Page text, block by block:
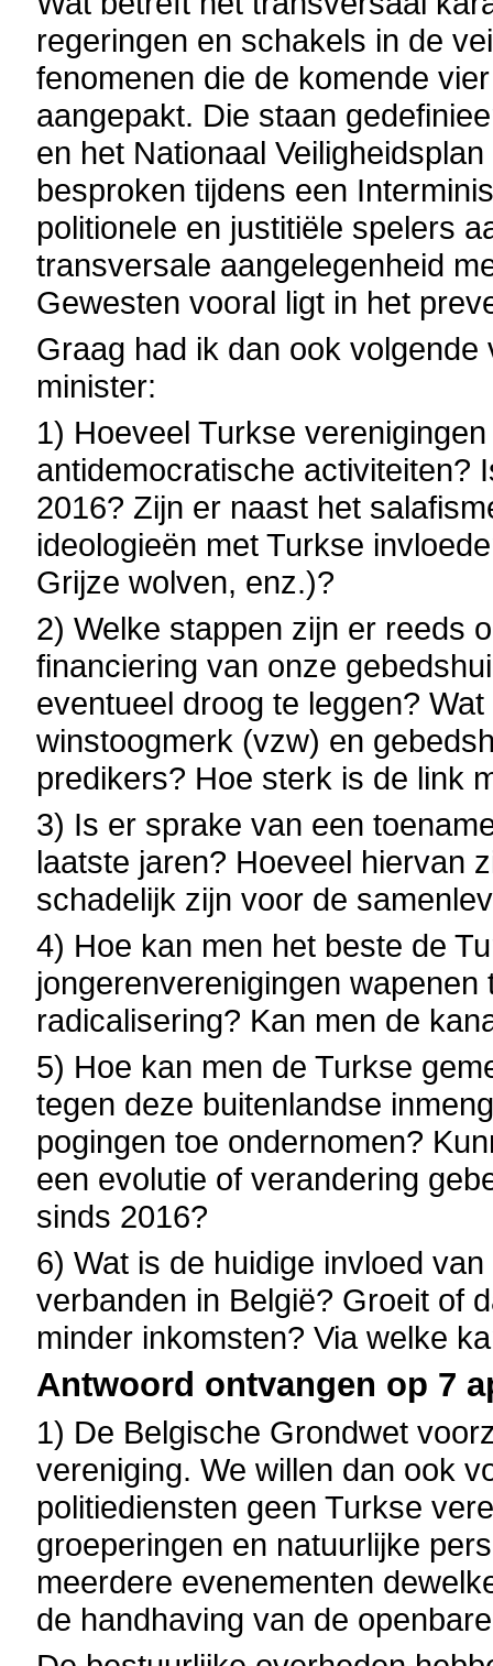
regeringen en schakels in de
fenomenen die de komende
aangepakt. Die staan
en het Nationaal
besproken tijdens een
politionele en justitiële spelers
transversale aangelegenheid
Gewesten vooral ligt in het
Graag had ik dan ook
minister:
1) Hoeveel Turkse
antidemocratische activiteiten?
2016? Zijn er naast het
ideologieën met Turkse
Grijze wolven, enz.)?
2) Welke stappen zijn er reeds
financiering van onze
eventueel droog te leggen?
winstoogmerk (vzw) en
predikers? Hoe sterk is de link
3) Is er sprake van een
laatste jaren? Hoeveel hiervan
schadelijk zijn voor de
4) Hoe kan men het beste de
jongerenverenigingen
radicalisering? Kan men de
5) Hoe kan men de Turkse
tegen deze buitenlandse
pogingen toe ondernomen?
een evolutie of verandering
sinds 2016?
6) Wat is de huidige invloed
verbanden in België? Groeit of
minder inkomsten? Via welke
Antwoord ontvangen op 7
1) De Belgische Grondwet
vereniging. We willen dan ook
politiediensten geen Turkse
groeperingen en natuurlijke
meerdere evenementen
de handhaving van de